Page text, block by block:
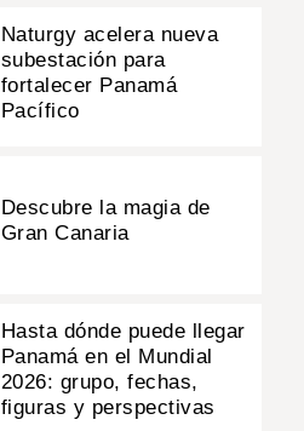
Naturgy acelera nueva
subestación para
fortalecer Panamá
Pacífico
Descubre la magia de
Gran Canaria
Hasta dónde puede llegar
Panamá en el Mundial
2026: grupo, fechas,
figuras y perspectivas